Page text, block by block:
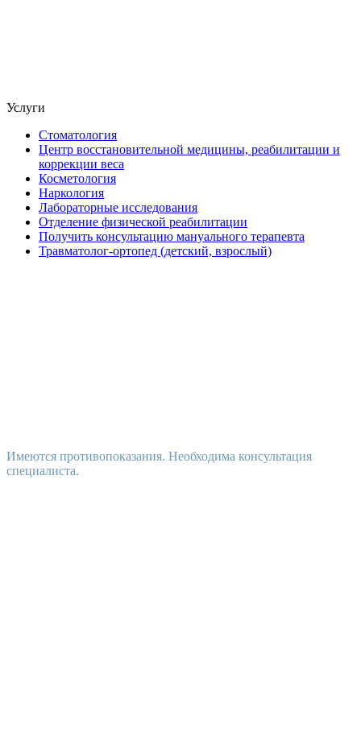
Услуги
Стоматология
Центр восстановительной медицины, реабилитации и
коррекции веса
Косметология
Наркология
Лабораторные исследования
Отделение физической реабилитации
Получить консультацию мануального терапевта
Травматолог-ортопед (детский, взрослый)
Имеются противопоказания. Необходима консультация
специалиста.